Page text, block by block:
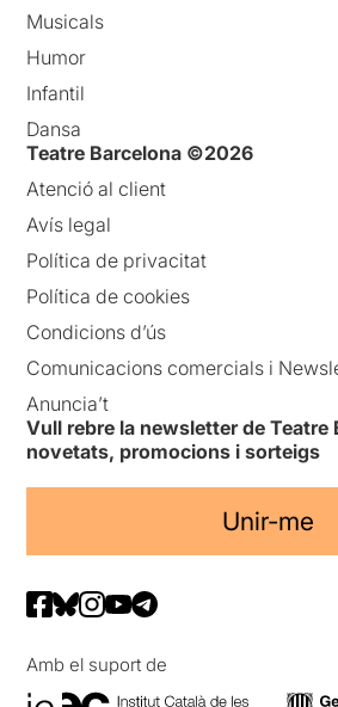
Musicals
Humor
Infantil
Dansa
Teatre Barcelona ©2026
Atenció al client
Avís legal
Política de privacitat
Política de cookies
Condicions d’ús
Comunicacions comercials i
Anuncia’t
Vull rebre la newsletter de Teatre
novetats, promocions i sorteigs
Unir-me
Amb el suport de